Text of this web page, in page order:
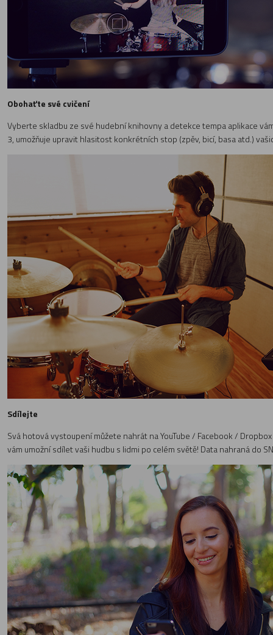
Obohaťte své cvičení
Vyberte skladbu ze své hudební knihovny a detekce tempa aplikace
3, umožňuje upravit hlasitost konkrétních stop (zpěv, bicí, basa atd.)
Sdílejte
Svá hotová vystoupení můžete nahrát na YouTube / Facebook /
vám umožní sdílet vaši hudbu s lidmi po celém světě! Data nahraná do